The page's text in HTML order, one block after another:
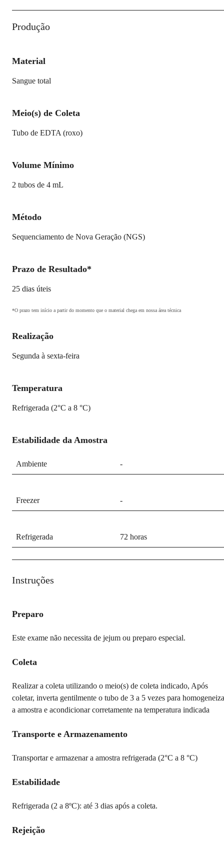
Produção
Material
Sangue total
Meio(s) de Coleta
Tubo de EDTA (roxo)
Temperatura
Refrigerada (2°C a 8 °C)
Volume Mínimo
2 tubos de 4 mL
Método
Sequenciamento de Nova Geração (NGS)
Estabilidade da Amostra
Ambiente -
Freezer -
Refrigerada 72 horas
Prazo de Resultado*
25 dias úteis
*O prazo tem início a partir do momento que o material chega em nossa área técnica
Realização
Segunda à sexta-feira
Instruções
Preparo
Este exame não necessita de jejum ou preparo especial.
Coleta
Realizar a coleta utilizando o meio(s) de coleta indicado, Após
coletar, inverta gentilmente o tubo de 3 a 5 vezes para
a amostra e acondicionar corretamente na temperatura indicada
Transporte e Armazenamento
Transportar e armazenar a amostra refrigerada (2°C a 8 °C)
Estabilidade
Refrigerada (2 a 8ºC): até 3 dias após a coleta.
Rejeição